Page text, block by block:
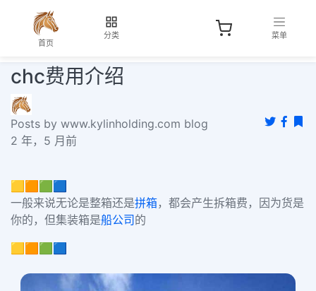
首页
分类 菜单
chc费用介绍
Posts by www.kylinholding.com blog
2 年，5 月前
🟨🟧🟩🟦
一般来说无论是整箱还是拼箱，都会产生拆箱费，因为货是
你的，但集装箱是船公司 的
🟨🟧🟩🟦